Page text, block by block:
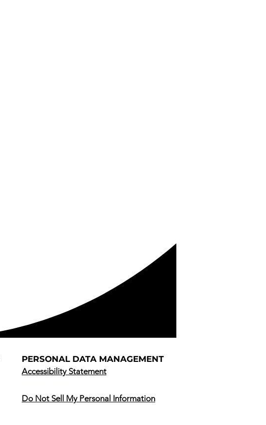
PERSONAL DATA MANAGEMENT
Accessibility Statement
Do Not Sell My Personal Information